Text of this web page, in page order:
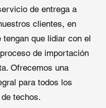
Especificaciones para
en el Mundo Real
detechado
están disponibles en
anchos,
necesidades de
flexibilidad permite
de entrega a
clientes, en
tengan que lidiar con el
de importación
Ofrecemos una
para todos los
techos.